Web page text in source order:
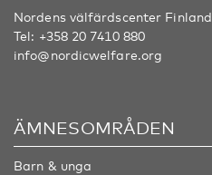
Nordens välfärdscenter Finland
Tel: +358 20 7410 880
info@nordicwelfare.org
ÄMNESOMRÅDEN
Barn & unga